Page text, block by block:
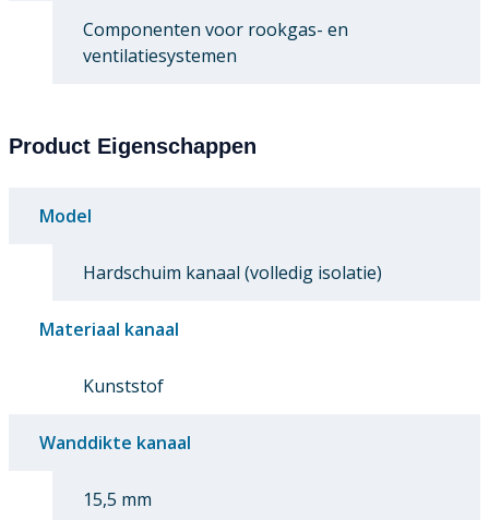
Componenten voor rookgas- en
ventilatiesystemen
Product Eigenschappen
Model
Hardschuim kanaal (volledig isolatie)
Materiaal kanaal
Kunststof
Wanddikte kanaal
15,5 mm